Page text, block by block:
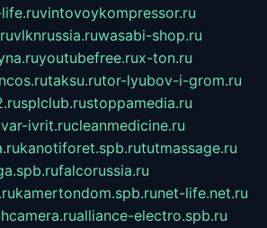
vintovoykompressor.ru
vlknrussia.ruwasabi-shop.ru
youtubefree.rux-ton.ru
taksu.rutor-lyubov-i-grom.ru
splclub.rustoppamedia.ru
ivrit.rucleanmedicine.ru
kanotiforet.spb.rututmassage.ru
falcorussia.ru
kamertondom.spb.runet-life.net.ru
alliance-electro.spb.ru